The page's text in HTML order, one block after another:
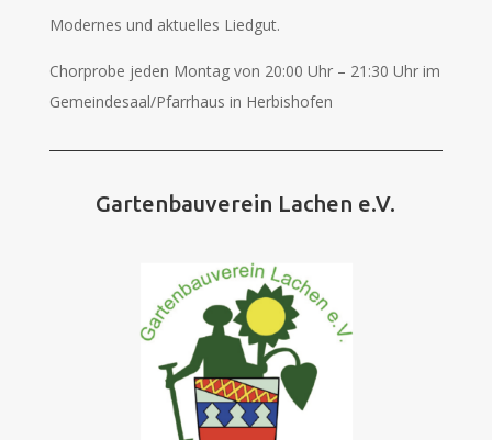
Modernes und aktuelles Liedgut.
Chorprobe jeden Montag von 20:00 Uhr – 21:30 Uhr im
Gemeindesaal/Pfarrhaus in Herbishofen
Gartenbauverein Lachen e.V.